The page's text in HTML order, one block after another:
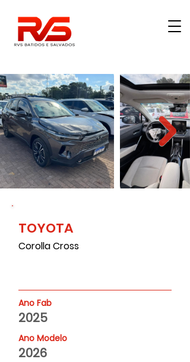
TOYOTA
4600
Corolla Cross
Ano Fab
2025
Ano Modelo
2026